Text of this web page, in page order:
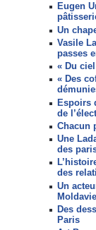
Eugen
Un
Vasile
passes
« Du
« Des
Espoirs
de
Chacun
Une
des
des
Un
Moldavie
Des
Paris